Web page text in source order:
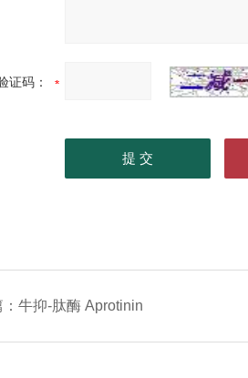
证码：
：牛抑-肽酶 Aprotinin